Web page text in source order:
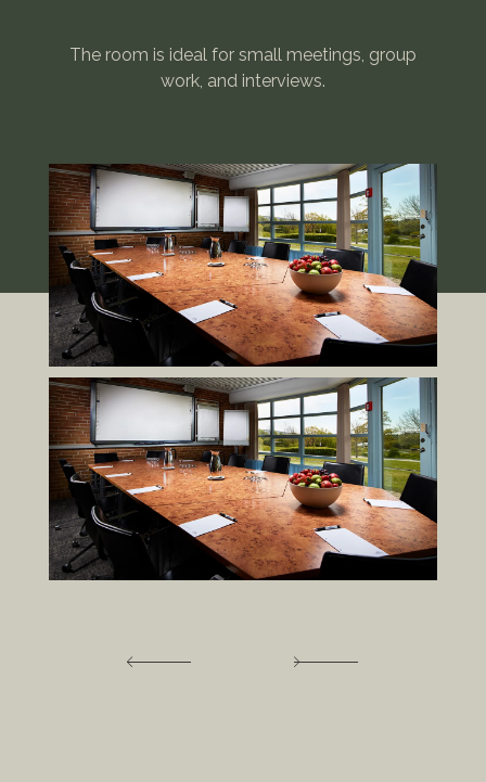
The room is ideal for small meetings, group
work, and interviews.